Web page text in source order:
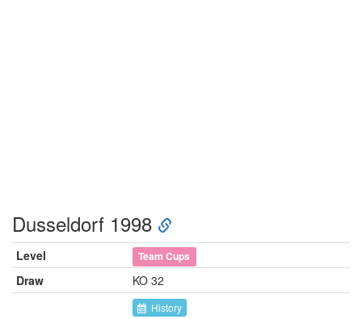
Dusseldorf 1998
Level Team Cups
Draw KO 32
History